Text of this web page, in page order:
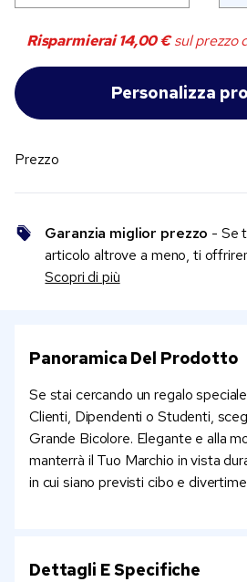
Risparmierai14,00 €sul prezzo
Prezzo
Garanzia miglior prezzo - Se
articolo altrove a meno, ti
Scopri di più
Panoramica Del Prodotto
Se stai cercando un regalo
Clienti, Dipendenti o Studenti,
Grande Bicolore. Elegante e alla
manterrà il Tuo Marchio in vista
in cui siano previsti cibo e
Dettagli E Specifiche